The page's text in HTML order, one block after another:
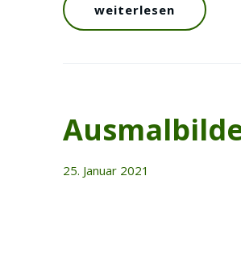
weiterlesen
25. Januar 2021